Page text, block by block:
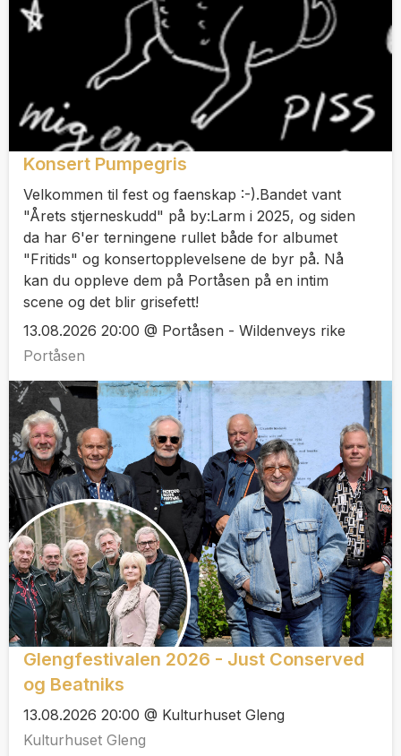
Konsert Pumpegris
Velkommen til fest og faenskap :-).Bandet vant
"Årets stjerneskudd" på by:Larm i 2025, og siden
da har 6'er terningene rullet både for albumet
"Fritids" og konsertopplevelsene de byr på. Nå
kan du oppleve dem på Portåsen på en intim
scene og det blir grisefett!
13.08.2026 20:00 @ Portåsen - Wildenveys rike
Portåsen
Glengfestivalen 2026 - Just Conserved
og Beatniks
13.08.2026 20:00 @ Kulturhuset Gleng
Kulturhuset Gleng